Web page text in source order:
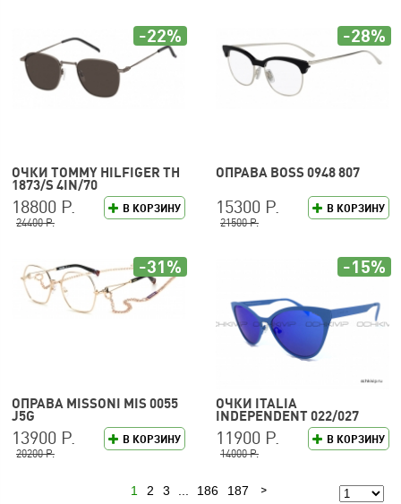
ОЧКИ TOMMY HILFIGER TH
1873/S 4IN/70
В КОРЗИНУ
18800 Р.
24400 Р.
-22%
ОПРАВА BOSS 0948 807
В КОРЗИНУ
15300 Р.
21500 Р.
-28%
ОПРАВА MISSONI MIS 0055
J5G
В КОРЗИНУ
13900 Р.
20200 Р.
-31%
ОЧКИ ITALIA
INDEPENDENT 022/027
В КОРЗИНУ
11900 Р.
14000 Р.
-15%
1 2 3 186 187